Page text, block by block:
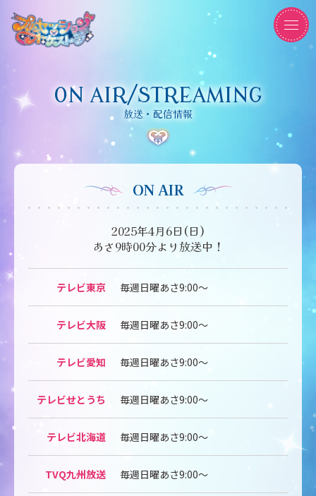
ON AIR/STREAMING
放送・配信情報
ON AIR
2025年4月6日(日)
あさ9時00分より放送中！
テレビ東京 毎週日曜あさ9:00～
テレビ大阪 毎週日曜あさ9:00～
テレビ愛知 毎週日曜あさ9:00～
テレビせとうち 毎週日曜あさ9:00～
テレビ北海道 毎週日曜あさ9:00～
TVQ九州放送 毎週日曜あさ9:00～